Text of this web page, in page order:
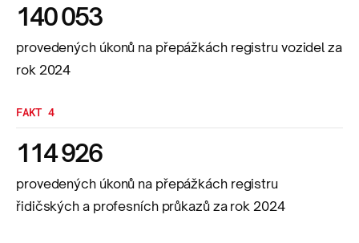
140 053
provedených úkonů na přepážkách registru vozidel za
rok 2024
FAKT 4
114 926
provedených úkonů na přepážkách registru
řidičských a profesních průkazů za rok 2024